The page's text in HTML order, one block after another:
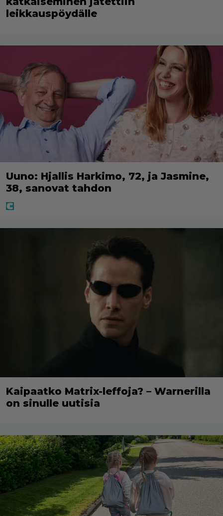
leikkauspöydälle
Uuno: Hjallis Harkimo, 72, ja Jasmine,
38, sanovat tahdon
Kaipaatko Matrix-leffoja? – Warnerilla
on sinulle uutisia